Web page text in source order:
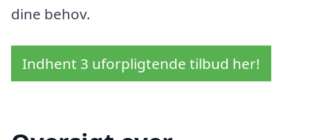
dine behov.
Indhent 3 uforpligtende tilbud her!